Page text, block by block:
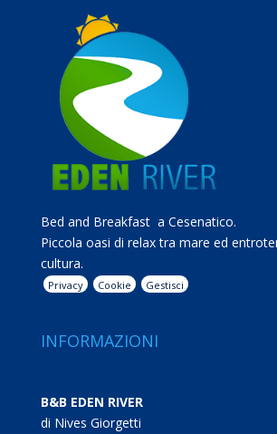
Bed and Breakfast a Cesenatico.
Piccola oasi di relax tra mare ed
cultura.
Privacy Cookie Gestisci
INFORMAZIONI
B&B EDEN RIVER
di Nives Giorgetti